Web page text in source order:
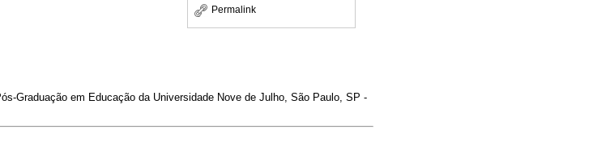
Permalink
Graduação em Educação da Universidade Nove de Julho, São Paulo, SP -